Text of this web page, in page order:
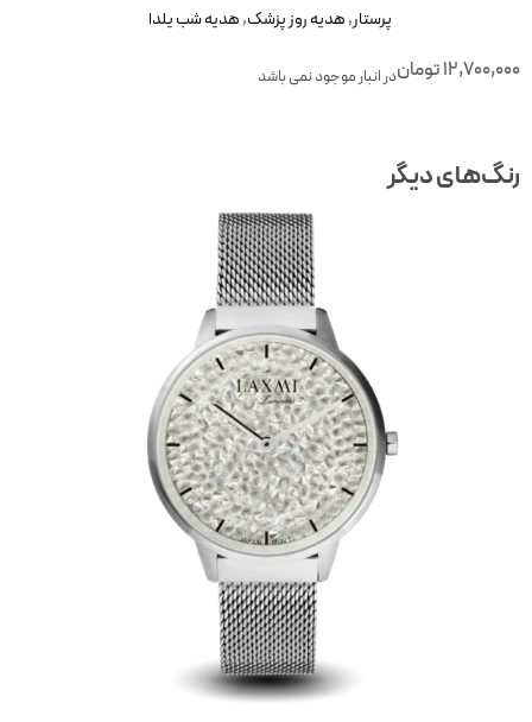
پرستار,هدیه روز پزشک,هدیه شب یلدا
توماندر انبار موجود نمی باشد
دیگر